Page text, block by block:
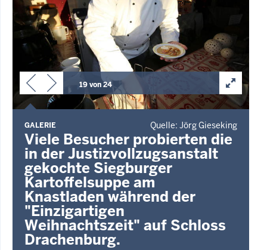
19 von 24
Quelle: Jörg Gieseking
GALERIE
Viele Besucher probierten die
in der Justizvollzugsanstalt
gekochte Siegburger
Kartoffelsuppe am
Knastladen während der
"Einzigartigen
Weihnachtszeit" auf Schloss
Drachenburg.